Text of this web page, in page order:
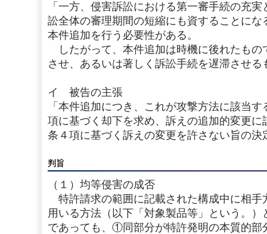
「一方、侵害訴訟における第一審手続の充
訟全体の審理期間の短縮にも資することに
本件追加を行う必要性がある。
したがって、本件追加は時機に後れたもの
させ、あるいは著しく訴訟手続を遅滞させる
イ 被告の主張
「本件追加につき、これが攻撃方法に該当
項に基づく却下を求め、訴えの追加的変更
条４項に基づく訴えの変更を許さない旨の決
判旨
（１）均等侵害の成否
特許請求の範囲に記載された構成中に相手
用いる方法（以下「対象製品等」という。
であっても、①同部分が特許発明の本質的部